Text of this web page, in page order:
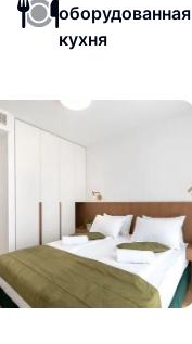
оборудованная
кухня